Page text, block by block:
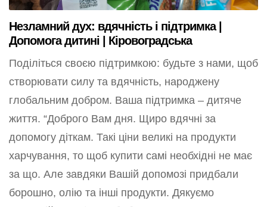
Незламний дух: вдячність і підтримка |
Допомога дитині | Кіровоградська
Поділіться своєю підтримкою: будьте з нами, щоб
створювати силу та вдячність, народжену
глобальним добром. Ваша підтримка – дитяче
життя. “Доброго Вам дня. Щиро вдячні за
допомогу діткам. Такі ціни великі на продукти
харчування, то щоб купити самі необхідні не має
за що. Але завдяки Вашій допомозі придбали
борошно, олію та інші продукти. Дякуємо